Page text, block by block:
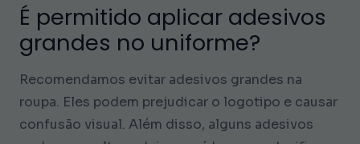
É permitido aplicar adesivos
grandes no uniforme?
Recomendamos evitar adesivos grandes na
roupa. Eles podem prejudicar o logotipo e causar
confusão visual. Além disso, alguns adesivos